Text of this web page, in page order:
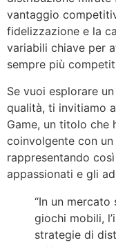
vantaggio
fidelizzazione e la
variabili chiave per
sempre più
Se vuoi esplorare
qualità, ti invitiamo
Game, un titolo che
coinvolgente con
rappresentando
appassionati e gli
“In un
giochi mobili,
strategie di